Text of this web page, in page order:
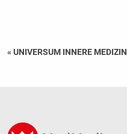
« UNIVERSUM INNERE MEDIZIN